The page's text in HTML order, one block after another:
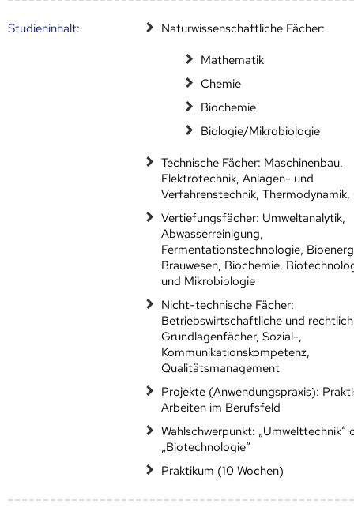
Studien­inhalt: Naturwissenschaftliche Fächer:
Mathematik
Chemie
Biochemie
Biologie/Mikrobiologie
Technische Fächer: Maschinenbau,
Elektrotechnik, Anlagen- und
Verfahrenstechnik, Thermodynamik,
Vertiefungsfächer: Umweltanalytik,
Abwasserreinigung,
Fermentationstechnologie,
Brauwesen, Biochemie,
und Mikrobiologie
Nicht-technische Fächer:
Betriebswirtschaftliche und
Grundlagenfächer, Sozial-,
Kommunikationskompetenz,
Qualitätsmanagement
Projekte (Anwendungspraxis):
Arbeiten im Berufsfeld
Wahlschwerpunkt: „Umwelttechnik“
„Biotechnologie“
Praktikum (10 Wochen)